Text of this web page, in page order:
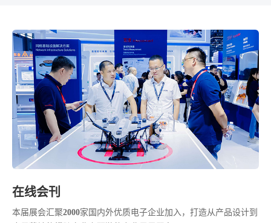
在线会刊
本届展会汇聚2000家国内外优质电子企业加入，打造从产品设计到